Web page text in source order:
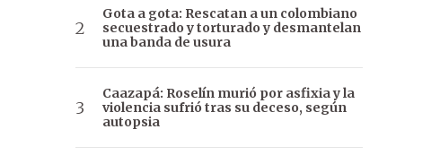
Gota a gota: Rescatan a un colombiano
secuestrado y torturado y desmantelan
una banda de usura
Caazapá: Roselín murió por asfixia y la
violencia sufrió tras su deceso, según
autopsia